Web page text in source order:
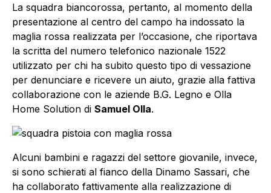
La squadra biancorossa, pertanto, al momento della
presentazione al centro del campo ha indossato la
maglia rossa realizzata per l’occasione, che riportava
la scritta del numero telefonico nazionale 1522
utilizzato per chi ha subito questo tipo di vessazione
per denunciare e ricevere un aiuto, grazie alla fattiva
collaborazione con le aziende B.G. Legno e Olla
Home Solution di Samuel Olla.
Alcuni bambini e ragazzi del settore giovanile, invece,
si sono schierati al fianco della Dinamo Sassari, che
ha collaborato fattivamente alla realizzazione di